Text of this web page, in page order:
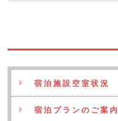
宿泊施設空室状況
宿泊プランのご案内